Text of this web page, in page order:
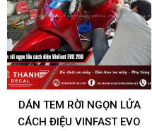
DÁN TEM RỜI NGỌN LỬA
CÁCH ĐIỆU VINFAST EVO